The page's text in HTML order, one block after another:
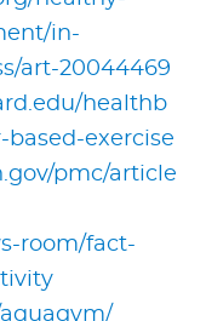
in-
art-20044469
healthb
exercise
pmc/article
room/fact-